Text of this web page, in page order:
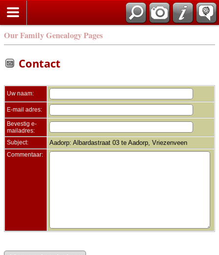
Our Family Genealogy Pages
Contact
Uw naam:
E-mail adres:
Bevestig e-
mailadres:
Subject:
Aadorp: Albardastraat 03 te Aadorp, Vriezenveen
Commentaar: